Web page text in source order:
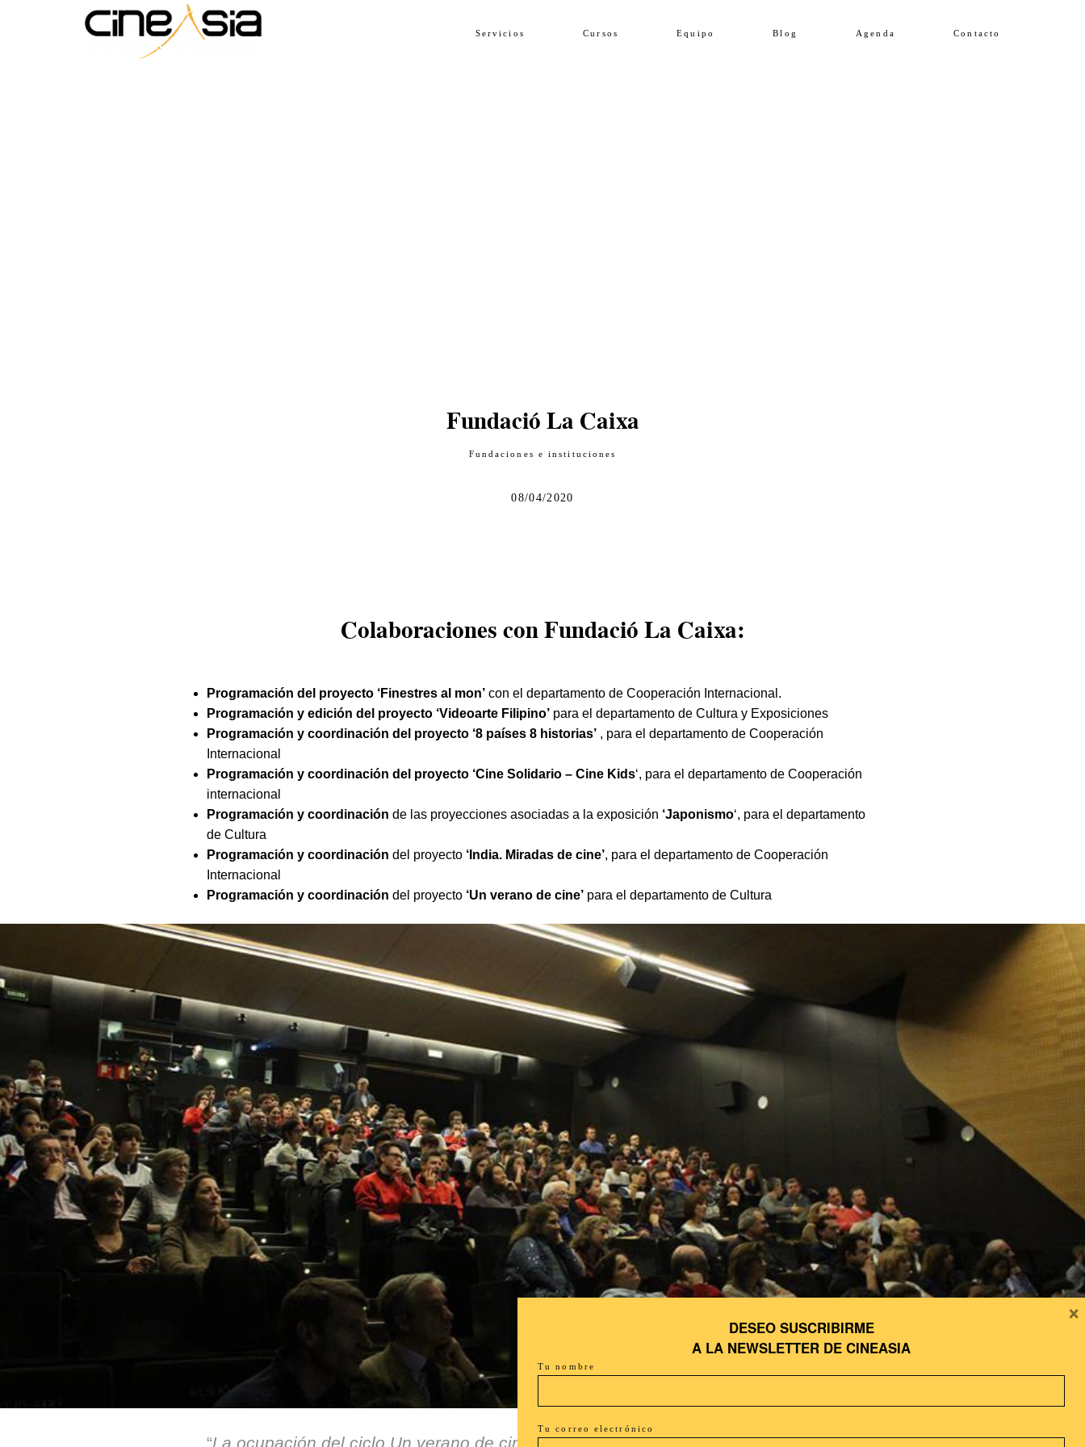
Servicios Cursos Equipo Blog Agenda Contacto
Fundació La Caixa
Fundaciones e instituciones
08/04/2020
Colaboraciones con Fundació La Caixa:
Programación del proyecto ‘Finestres al mon’ con el departamento de Cooperación Internacional.
Programación y edición del proyecto ‘Videoarte Filipino’ para el departamento de Cultura y Exposiciones
Programación y coordinación del proyecto ‘8 países 8 historias’ , para el departamento de Cooperación
Internacional
Programación y coordinación del proyecto ‘Cine Solidario – Cine Kids‘, para el departamento de Cooperación
internacional
Programación y coordinación de las proyecciones asociadas a la exposición ‘Japonismo‘, para el departamento
de Cultura
Programación y coordinación del proyecto ‘India. Miradas de cine’, para el departamento de Cooperación
Internacional
Programación y coordinación del proyecto ‘Un verano de cine’ para el departamento de Cultura
“La ocupación del ciclo Un verano de cine ha sido espectacular en cada uno de los
DESEO SUSCRIBIRME
A LA NEWSLETTER DE CINEASIA
Tu nombre
Tu correo electrónico
×